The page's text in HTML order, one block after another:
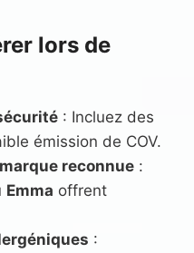
lors de
: Incluez des
émission de COV.
reconnue :
Emma offrent
: